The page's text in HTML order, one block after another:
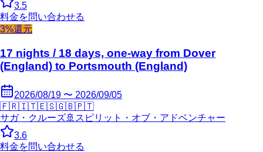
3.5
料金を問い合わせる
3%還元
17 nights / 18 days, one-way from Dover
(England) to Portsmouth (England)
2026/08/19 〜 2026/09/05
🇫🇷🇮🇹🇪🇸🇬🇧🇵🇹
サガ・クルーズ🚢 スピリット・オブ・アドベンチャー
3.6
料金を問い合わせる